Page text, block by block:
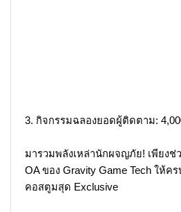
3. กิจกรรมฉลองยอดผู้ติดตาม:
มารวมพลังเหล่านักผจญภัย! เพียง
OA ของ Gravity Game Tech ให้ค
คอสตูมสุด Exclusive